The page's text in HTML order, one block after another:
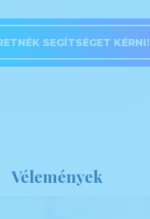
SEGÍTSÉGET KÉRNI!
Vélemények